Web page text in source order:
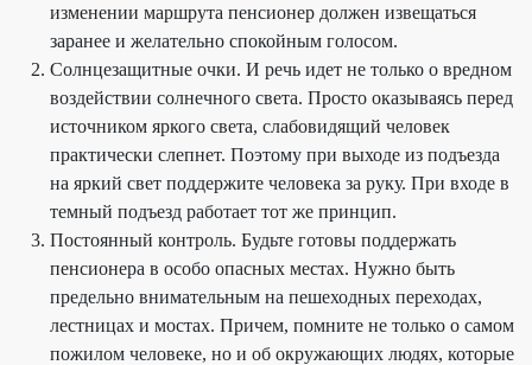
изменении маршрута пенсионер должен извещаться
заранее и желательно спокойным голосом.
Солнцезащитные очки. И речь идет не только о вредном
воздействии солнечного света. Просто оказываясь перед
источником яркого света, слабовидящий человек
практически слепнет. Поэтому при выходе из подъезда
на яркий свет поддержите человека за руку. При входе в
темный подъезд работает тот же принцип.
Постоянный контроль. Будьте готовы поддержать
пенсионера в особо опасных местах. Нужно быть
предельно внимательным на пешеходных переходах,
лестницах и мостах. Причем, помните не только о самом
пожилом человеке, но и об окружающих людях, которые